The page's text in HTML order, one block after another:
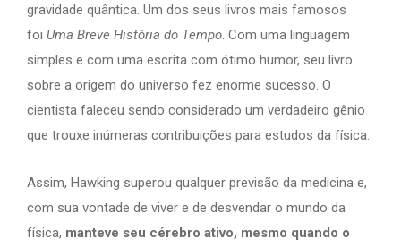
gravidade quântica. Um dos seus livros mais famosos
foi Uma Breve História do Tempo. Com uma linguagem
simples e com uma escrita com ótimo humor, seu livro
sobre a origem do universo fez enorme sucesso. O
cientista faleceu sendo considerado um verdadeiro gênio
que trouxe inúmeras contribuições para estudos da física.
Assim, Hawking superou qualquer previsão da medicina e,
com sua vontade de viver e de desvendar o mundo da
física, manteve seu cérebro ativo, mesmo quando o